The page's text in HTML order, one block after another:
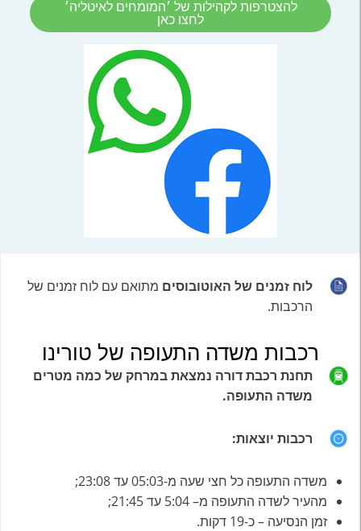
להצטרפות לקהילות של ׳המומחים לאיטליה׳
לחצו כאן
לוח זמנים של האוטובוסים מתואם עם לוח זמנים של
הרכבות.
רכבות משדה התעופה של טורינו
תחנת רכבת דורה נמצאת במרחק של כמה מטרים
משדה התעופה.
רכבות יוצאות:
משדה התעופה כל חצי שעה מ-05:03 עד 23:08;
מהעיר לשדה התעופה מ– 5:04 עד 21:45;
זמן הנסיעה – כ-19 דקות.